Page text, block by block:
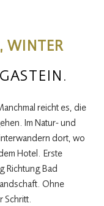
WINTER
reicht es, die
Im Natur- und
dort, wo
Hotel. Erste
Richtung Bad
Ohne
Schritt.